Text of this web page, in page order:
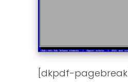
[dkpdf-pagebreak]